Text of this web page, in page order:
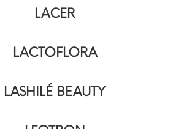
LACER
LACTOFLORA
LASHILÉ BEAUTY